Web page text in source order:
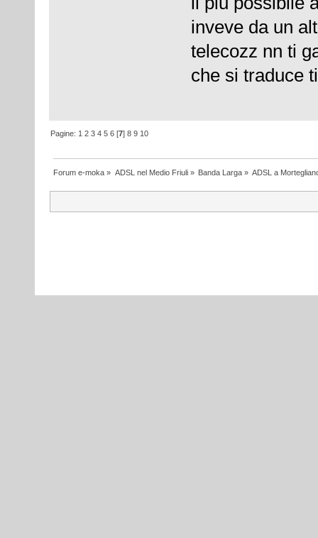
inveve da un
telecozz nn ti
che si traduce
Pagine: 1 2 3 4 5 6 [7]8 9 10
Forum e-moka » ADSL nel Medio Friuli» Banda Larga» ADSL a